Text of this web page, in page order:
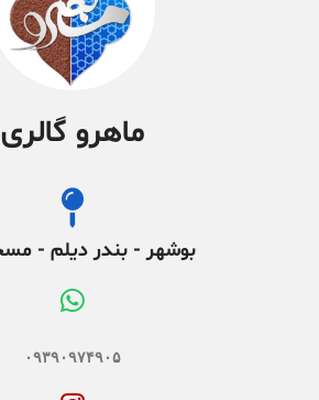
ماهرو گالری
بوشهر - بندر دیلم -
۰۹۳۹۰۹۷۴۹۰۵